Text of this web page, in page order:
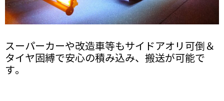
スーパーカーや改造車等もサイドアオリ可倒＆
タイヤ固縛で安心の積み込み、搬送が可能で
す。